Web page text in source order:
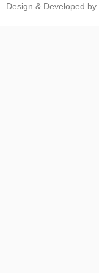
Design & Developed by